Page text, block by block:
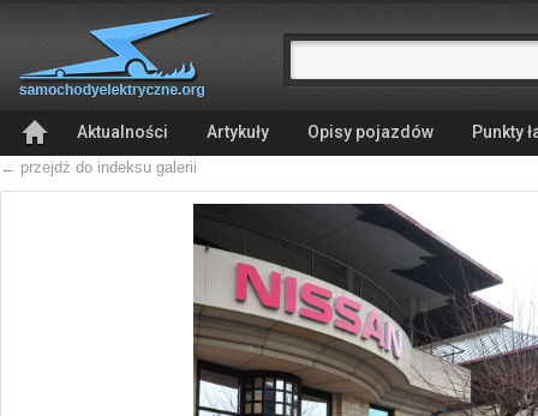
Aktualności Artykuły Opisy pojazdów Punkty
← przejdź do indeksu galerii